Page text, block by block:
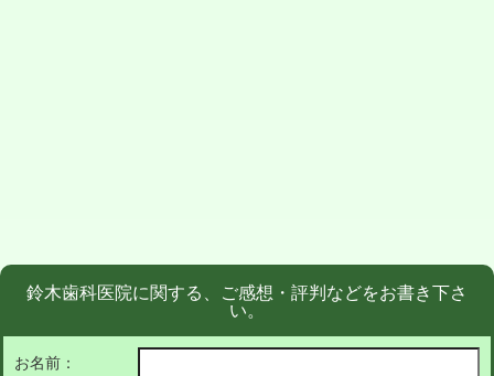
鈴木歯科医院に関する、ご感想・評判などをお書き下さ
い。
お名前：